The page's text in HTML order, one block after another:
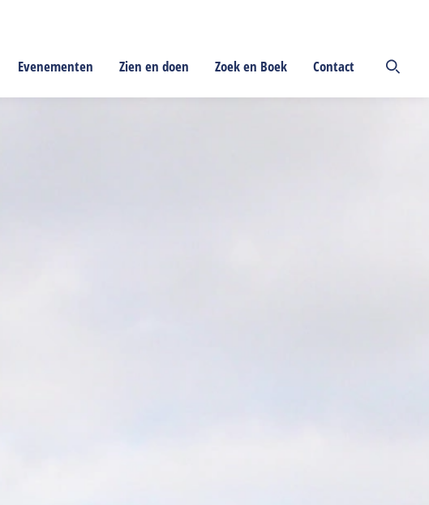
Evenementen Zien en doen Zoek en Boek Contact